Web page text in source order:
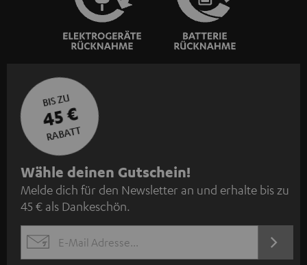
BIS ZU
45 €
RABATT
N
e
w
s
l
Wähle deinen Gutschein!
Melde dich für den Newsletter an und erhalte bis zu
45 € als Dankeschön.
EMAIL
JETZT